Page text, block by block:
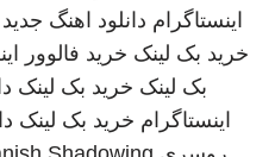
اینستاگرام دانلود اهنگ جدید
خرید بک لینک خرید فالوور
بک لینک خرید بک لینک
اینستاگرام خرید بک لینک